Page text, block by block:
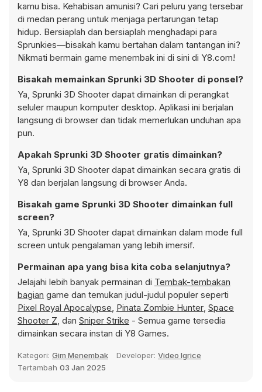
kamu bisa. Kehabisan amunisi? Cari peluru yang tersebar
di medan perang untuk menjaga pertarungan tetap
hidup. Bersiaplah dan bersiaplah menghadapi para
Sprunkies—bisakah kamu bertahan dalam tantangan ini?
Nikmati bermain game menembak ini di sini di Y8.com!
Bisakah memainkan Sprunki 3D Shooter di ponsel?
Ya, Sprunki 3D Shooter dapat dimainkan di perangkat
seluler maupun komputer desktop. Aplikasi ini berjalan
langsung di browser dan tidak memerlukan unduhan apa
pun.
Apakah Sprunki 3D Shooter gratis dimainkan?
Ya, Sprunki 3D Shooter dapat dimainkan secara gratis di
Y8 dan berjalan langsung di browser Anda.
Bisakah game Sprunki 3D Shooter dimainkan full
screen?
Ya, Sprunki 3D Shooter dapat dimainkan dalam mode full
screen untuk pengalaman yang lebih imersif.
Permainan apa yang bisa kita coba selanjutnya?
Jelajahi lebih banyak permainan di Tembak-tembakan
bagian game dan temukan judul-judul populer seperti
Pixel Royal Apocalypse, Pinata Zombie Hunter, Space
Shooter Z, dan Sniper Strike - Semua game tersedia
dimainkan secara instan di Y8 Games.
Kategori: Gim Menembak Developer: Video Igrice
Tertambah 03 Jan 2025